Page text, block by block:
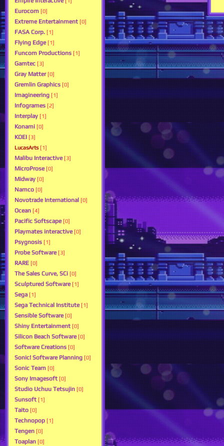
Eurocom [0]
Extreme Entertainment [0]
FASA Corp. [1]
Flying Edge [1]
Funcom Productions [1]
Gamtec [3]
Gray Matter [0]
Gremlin Graphics [0]
Imagineering [1]
Infogrames [2]
Interplay [1]
Konami [0]
KOEI [3]
LucasArts [1]
Malibu Interactive [3]
MicroProse [0]
Midway [0]
Namco [0]
Novotrade International [0]
Ocean [4]
Pacific Softscape [0]
Playmates interactive [0]
Psygnosis [1]
Probe Software [3]
RARE [0]
The Sales Curve, SCi [0]
Sculptured Software [1]
Sega [1]
Sega Technical Institute [1]
Sensible Software [0]
Shiny Entertainment [0]
Silicon Beach Software [0]
Software Creations [0]
Sonic! Software Planning [0]
Sonic Team [0]
Sony Imagesoft [0]
Studio Uchuu Tetsujin [0]
Sunsoft [1]
Taito [0]
Technopop [1]
Tengen [0]
Toaplan [0]